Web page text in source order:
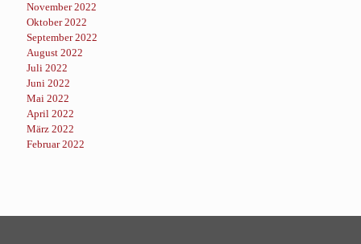
November 2022
Oktober 2022
September 2022
August 2022
Juli 2022
Juni 2022
Mai 2022
April 2022
März 2022
Februar 2022